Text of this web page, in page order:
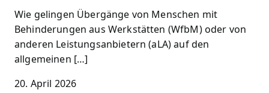
Wie gelingen Übergänge von Menschen mit
Behinderungen aus Werkstätten (WfbM) oder von
anderen Leistungsanbietern (aLA) auf den
allgemeinen […]
20. April 2026